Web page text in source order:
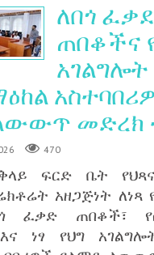
ለበጎ
ጠበቆችና
አገልግሎት
መድረክ
470
ፍርድ ቤት
አዘጋጅነት ለነጻ
ፈቃድ ጠበቆች፣
ነፃ የህግ